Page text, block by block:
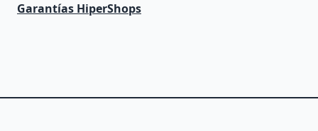
Garantías HiperShops